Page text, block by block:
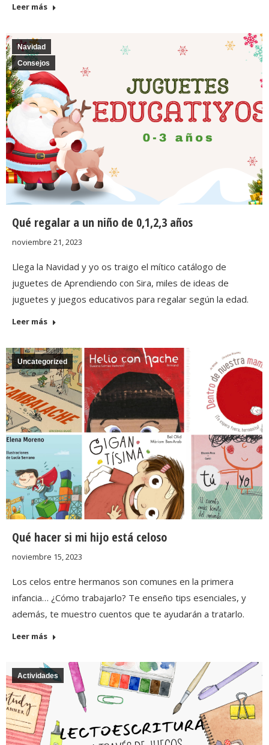
Leer más
Navidad
Consejos
Qué regalar a un niño de 0,1,2,3 años
noviembre 21, 2023
Llega la Navidad y yo os traigo el mítico catálogo de
juguetes de Aprendiendo con Sira, miles de ideas de
juguetes y juegos educativos para regalar según la edad.
Leer más
Uncategorized
Qué hacer si mi hijo está celoso
noviembre 15, 2023
Los celos entre hermanos son comunes en la primera
infancia… ¿Cómo trabajarlo? Te enseño tips esenciales, y
además, te muestro cuentos que te ayudarán a tratarlo.
Leer más
Actividades